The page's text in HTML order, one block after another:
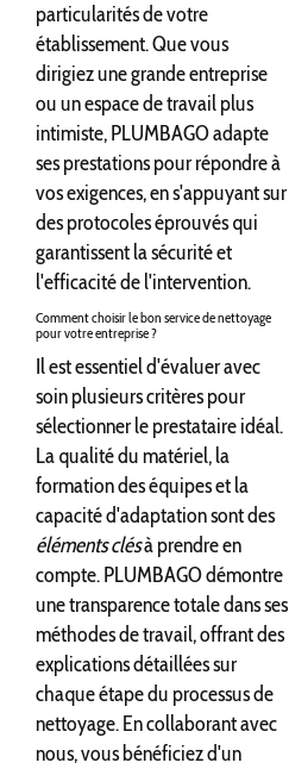
particularités de votre
établissement. Que vous
dirigiez une grande entreprise
ou un espace de travail plus
intimiste, PLUMBAGO adapte
ses prestations pour répondre à
vos exigences, en s'appuyant sur
des protocoles éprouvés qui
garantissent la sécurité et
l'efficacité de l'intervention.
Comment choisir le bon service de nettoyage
pour votre entreprise ?
Il est essentiel d'évaluer avec
soin plusieurs critères pour
sélectionner le prestataire idéal.
La qualité du matériel, la
formation des équipes et la
capacité d'adaptation sont des
éléments clésà prendre en
compte. PLUMBAGO démontre
une transparence totale dans ses
méthodes de travail, offrant des
explications détaillées sur
chaque étape du processus de
nettoyage. En collaborant avec
nous, vous bénéficiez d'un